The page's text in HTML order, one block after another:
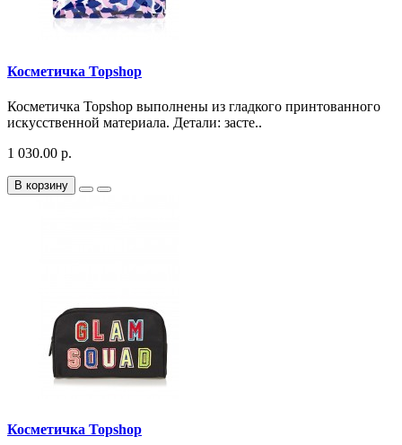
Косметичка Topshop
Косметичка Topshop выполнены из гладкого принтованного
искусственной материала. Детали: засте..
1 030.00 р.
В корзину
Косметичка Topshop